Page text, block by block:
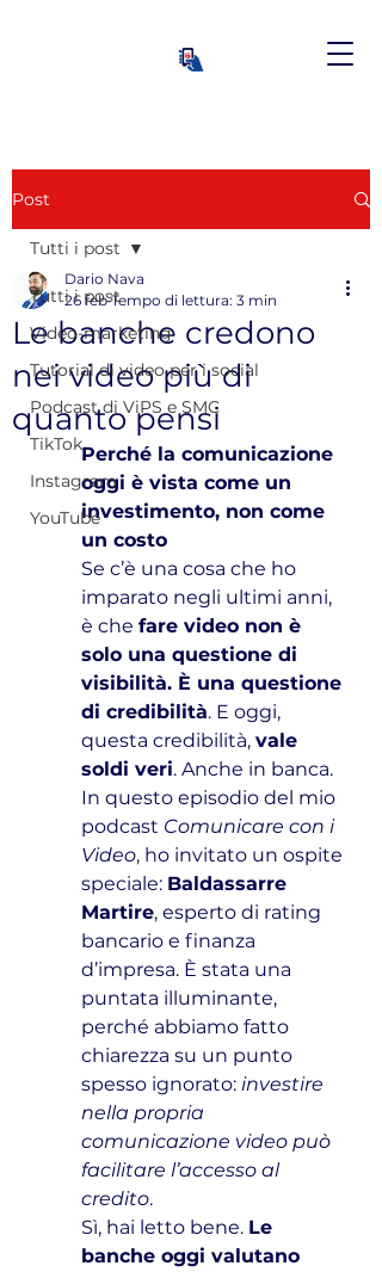
Post
Tutti i post
Video-marketing
Tutorial di video per i social
Podcast di ViPS e SMC
TikTok
Instagram
YouTube
Tutti i post
Le banche credono
nei video più di
quanto pensi
Dario Nava
26 feb Tempo di lettura: 3 min
Perché la comunicazione
oggi è vista come un
investimento, non come
un costo
Se c’è una cosa che ho
imparato negli ultimi anni,
è che fare video non è
solo una questione di
visibilità. È una questione
di credibilità. E oggi,
questa credibilità, vale
soldi veri. Anche in banca.
In questo episodio del mio
podcast Comunicare con i
Video, ho invitato un ospite
speciale: Baldassarre
Martire, esperto di rating
bancario e finanza
d’impresa. È stata una
puntata illuminante,
perché abbiamo fatto
chiarezza su un punto
spesso ignorato: investire
nella propria
comunicazione video può
facilitare l’accesso al
credito.
Sì, hai letto bene. Le
banche oggi valutano